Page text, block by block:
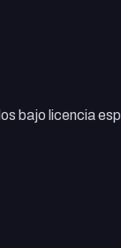
bajo licencia